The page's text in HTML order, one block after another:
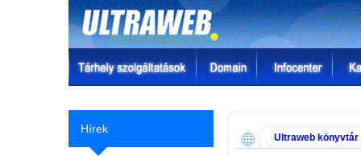
Hírek
Ultraweb könyvtár